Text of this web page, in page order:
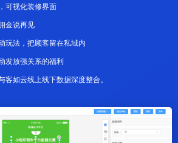
可视化装修界面
金说再见
玩法，把顾客留在私域内
发放强关系的福利
客如云线上线下数据深度整合。